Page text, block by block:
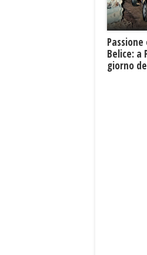
Belice: a
giorno